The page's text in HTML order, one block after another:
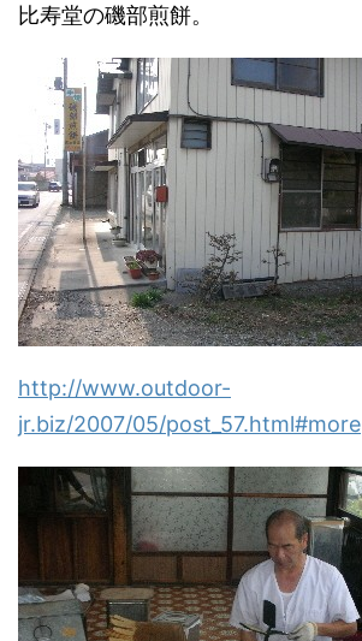
比寿堂の磯部煎餅。
http://www.outdoor-
jr.biz/2007/05/post_57.html#more